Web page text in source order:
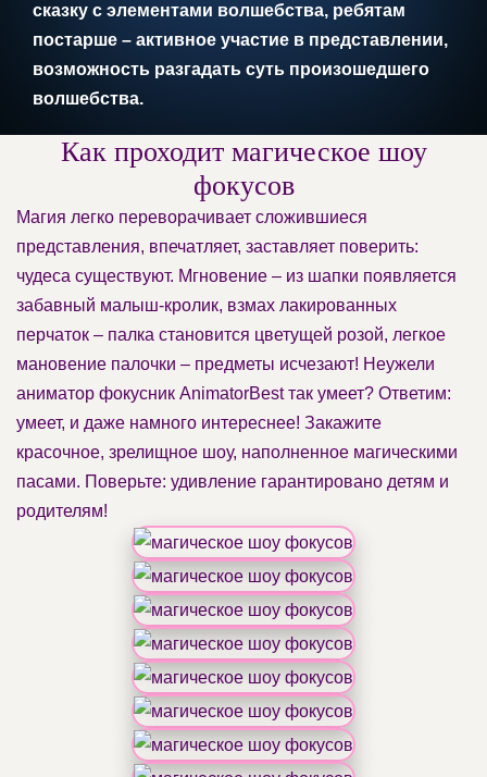
сказку с элементами волшебства, ребятам
постарше – активное участие в представлении,
возможность разгадать суть произошедшего
волшебства.
Как проходит магическое шоу
фокусов
Магия легко переворачивает сложившиеся
представления, впечатляет, заставляет поверить:
чудеса существуют. Мгновение – из шапки появляется
забавный малыш-кролик, взмах лакированных
перчаток – палка становится цветущей розой, легкое
мановение палочки – предметы исчезают! Неужели
аниматор фокусник AnimatorBest так умеет? Ответим:
умеет, и даже намного интереснее! Закажите
красочное, зрелищное шоу, наполненное магическими
пасами. Поверьте: удивление гарантировано детям и
родителям!